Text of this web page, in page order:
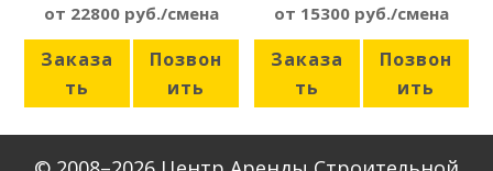
от 22800 руб./смена
Заказа
ть
Позвон
ить
от 15300 руб./смена
Заказа
ть
Позвон
ить